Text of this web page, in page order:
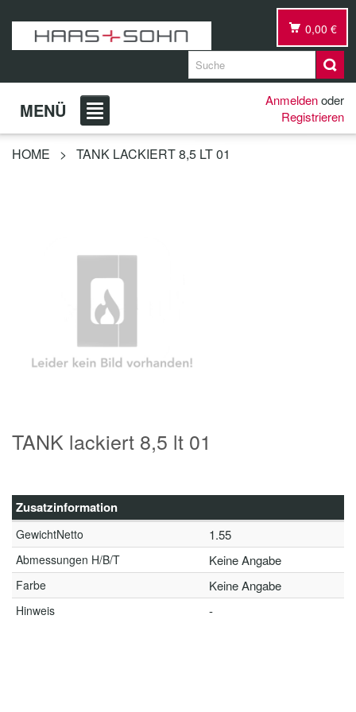
0,00 €
MENÜ Anmeldenoder
Registrieren
HOME > TANK LACKIERT 8,5 LT 01
TANK lackiert 8,5 lt 01
Zusatzinformation
GewichtNetto 1.55
Abmessungen H/B/T Keine Angabe
Farbe Keine Angabe
Hinweis -